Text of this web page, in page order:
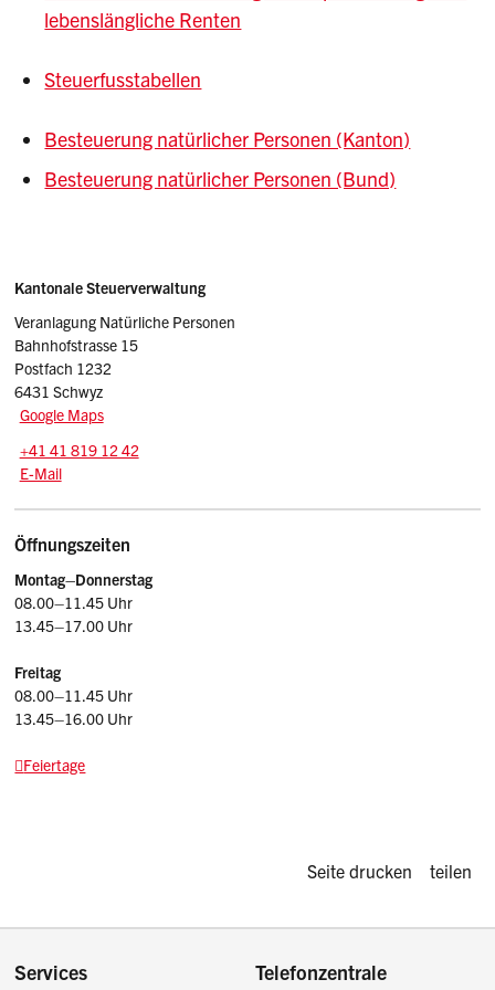
lebenslängliche Renten
Steuerfusstabellen
Besteuerung natürlicher Personen (Kanton)
Besteuerung natürlicher Personen (Bund)
Sidebar
Adresse
Kantonale Steuerverwaltung
Veranlagung Natürliche Personen
Bahnhofstrasse 15
Postfach 1232
6431 Schwyz
Google Maps
Tel.:
+41 41 819 12 42
E-Mail: np.stv
E-Mail
Öffnungszeiten
Montag–Donnerstag
08.00–11.45 Uhr
13.45–17.00 Uhr
Freitag
08.00–11.45 Uhr
13.45–16.00 Uhr
Feiertage
Diese Seite
Seite drucken teilen
Services Telefonzentrale